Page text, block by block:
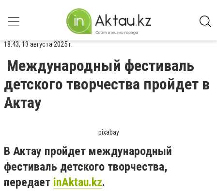
18:43, 13 августа 2025 г.
Международный фестиваль
детского творчества пройдет в
Актау
pixabay
В Актау пройдет международный
фестиваль детского творчества,
передает inAktau.kz.